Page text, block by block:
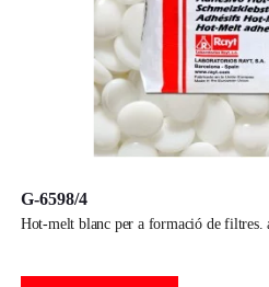
G-6598/4
hot-melt blanc per a formació de filtres.